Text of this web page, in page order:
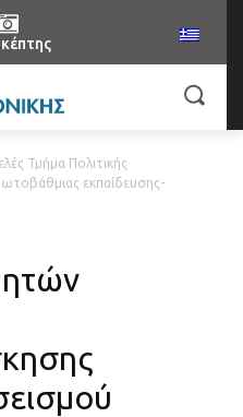
Τμήμα Πολιτικής
εκπαίδευσης-